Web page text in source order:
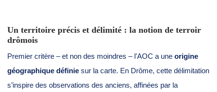
Un territoire précis et délimité : la notion de terroir
drômois
Premier critère – et non des moindres – l'AOC a une origine
géographique définie sur la carte. En Drôme, cette délimitation
s’inspire des observations des anciens, affinées par la